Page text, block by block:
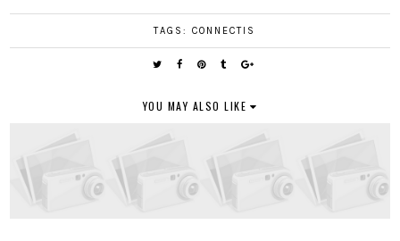
TAGS: CONNECTIS
YOU MAY ALSO LIKE